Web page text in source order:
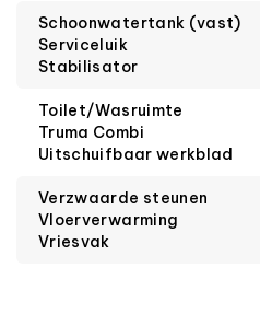
Schoonwatertank (vast)
Serviceluik
Stabilisator
Toilet/Wasruimte
Truma Combi
Uitschuifbaar werkblad
Verzwaarde steunen
Vloerverwarming
Vriesvak